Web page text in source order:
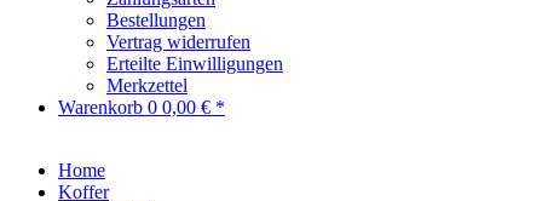
Bestellungen
Vertrag widerrufen
Erteilte Einwilligungen
Merkzettel
Warenkorb 0 0,00 € *
Home
Koffer